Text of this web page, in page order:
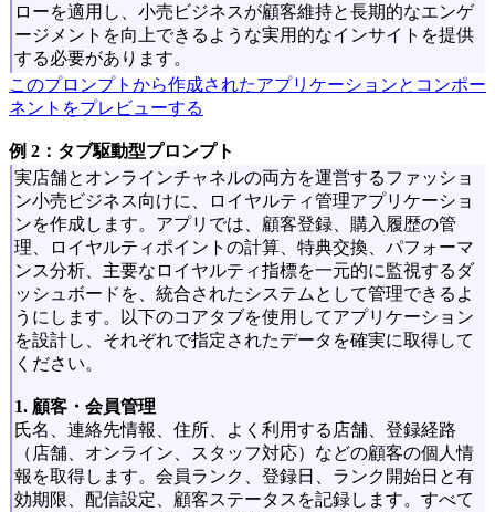
ローを適用し、小売ビジネスが顧客維持と長期的なエンゲ
ージメントを向上できるような実用的なインサイトを提供
する必要があります。
このプロンプトから作成されたアプリケーションとコンポー
ネントをプレビューする
例 2：タブ駆動型プロンプト
実店舗とオンラインチャネルの両方を運営するファッショ
ン小売ビジネス向けに、ロイヤルティ管理アプリケーショ
ンを作成します。アプリでは、顧客登録、購入履歴の管
理、ロイヤルティポイントの計算、特典交換、パフォーマ
ンス分析、主要なロイヤルティ指標を一元的に監視するダ
ッシュボードを、統合されたシステムとして管理できるよ
うにします。以下のコアタブを使用してアプリケーション
を設計し、それぞれで指定されたデータを確実に取得して
ください。
1. 顧客・会員管理
氏名、連絡先情報、住所、よく利用する店舗、登録経路
（店舗、オンライン、スタッフ対応）などの顧客の個人情
報を取得します。会員ランク、登録日、ランク開始日と有
効期限、配信設定、顧客ステータスを記録します。すべて